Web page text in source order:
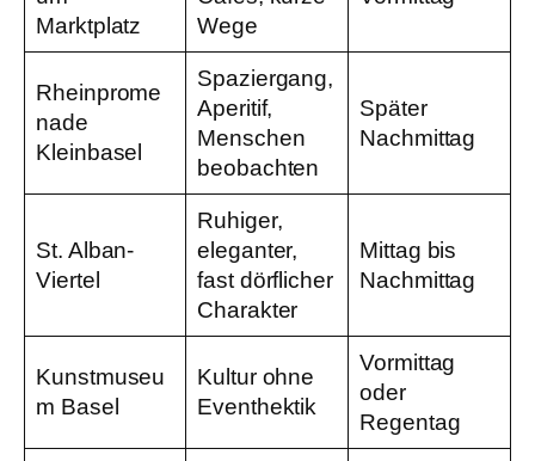
Marktplatz
Wege
Rheinprome
nade
Kleinbasel
Spaziergang,
Aperitif,
Menschen
beobachten
Später
Nachmittag
St. Alban-
Viertel
Ruhiger,
eleganter,
fast dörflicher
Charakter
Mittag bis
Nachmittag
Kunstmuseu
m Basel
Kultur ohne
Eventhektik
Vormittag
oder
Regentag